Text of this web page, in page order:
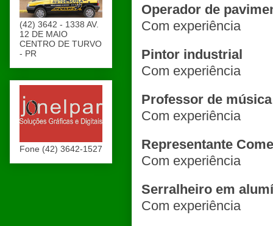
Operador de
Com experiência
Pintor industrial
Com experiência
Professor de música
Com experiência
Representante
Com experiência
Serralheiro em
Com experiência
(42) 3642 - 1338 AV.
12 DE MAIO
CENTRO DE TURVO
- PR
Fone (42) 3642-1527